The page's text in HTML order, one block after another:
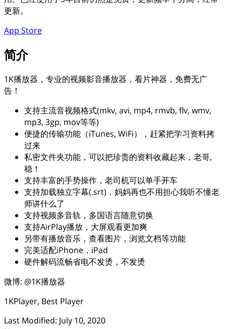
更新。
App Store
简介
1K播放器，专业的视频影音播放器，看片神器，免费无广
告！
支持主流音视频格式(mkv, avi, mp4, rmvb, flv, wmv,
mp3, 3gp, mov等等)
便捷的传输功能（iTunes, WiFi），赶紧把学习资料拷
过来
私密文件夹功能，可以把珍贵的资料收藏起来，老哥,
稳！
支持丰富的手势操作，老司机可以单手开车
支持加载独立字幕(.srt)，妈妈再也不用担心我听不懂老
师讲什么了
支持视频多音轨，多国语言随意切换
支持AirPlay播放，大屏观看更加爽
另带有播放音乐，查看图片，浏览文档等功能
完美适配iPhone，iPad
硬件解码流畅省电不发烫，不发烫
微博: @1K播放器
1KPlayer, Best Player
Last Modified: July 10, 2020